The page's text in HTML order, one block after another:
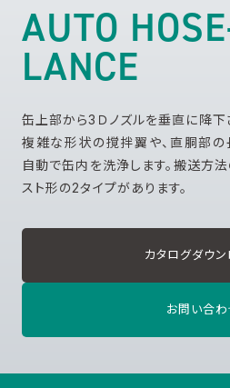
AUTO
LANCE
缶上部から3Ｄノズルを垂直に降下
複雑な形状の撹拌翼や、直胴部の
自動で缶内を洗浄します。搬送方法
スト形の2タイプがあります。
カタログダウン
お問い合わ